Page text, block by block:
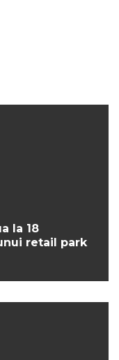
la 18
retail park